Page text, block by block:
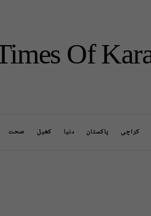
کراچی پاکستان دنیا کھیل صحت